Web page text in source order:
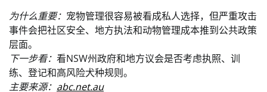
为什么重要： 宠物管理很容易被看成私人选择，但严重攻击
事件会把社区安全、地方执法和动物管理成本推到公共政策
层面。
下一步看： 看NSW州政府和地方议会是否考虑执照、训
练、登记和高风险犬种规则。
主要来源： abc.net.au